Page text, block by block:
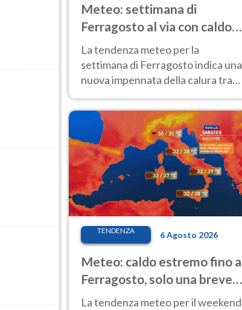
Meteo: settimana di
Ferragosto al via con caldo
intenso e qualche temporale
La tendenza meteo per la
settimana di Ferragosto indica una
nuova impennata della calura tra
anche al Nord.
TENDENZA 6 Agosto 2026
Meteo: caldo estremo fino a
Ferragosto, solo una breve
pausa. Ecco dove
La tendenza meteo per il weekend